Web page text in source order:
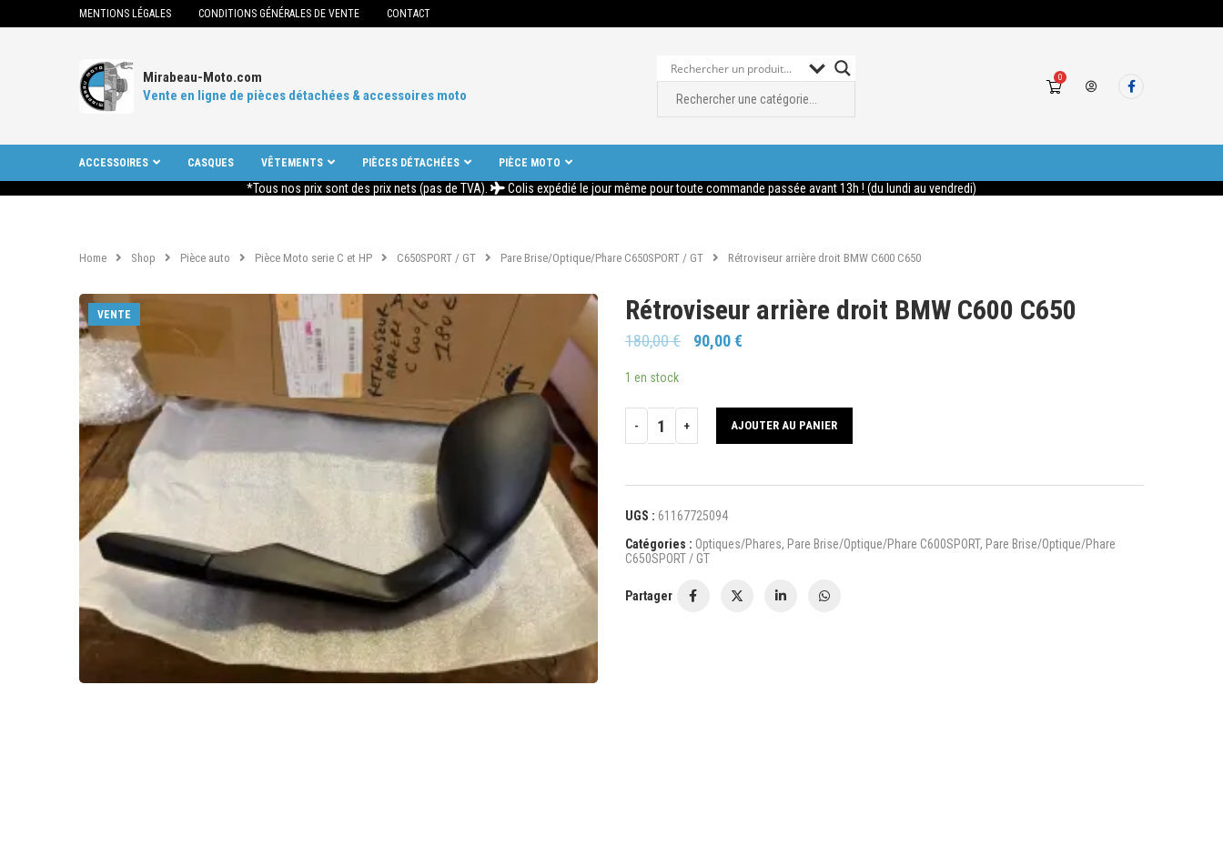
MENTIONS LÉGALES CONDITIONS GÉNÉRALES DE VENTE CONTACT
Mirabeau-Moto.com
Vente en ligne de pièces détachées & accessoires moto
0
ACCESSOIRES CASQUES VÊTEMENTS PIÈCES DÉTACHÉES PIÈCE MOTO
*Tous nos prix sont des prix nets (pas de TVA). Colis expédié le jour même pour toute commande passée avant 13h ! (du lundi au vendredi)
Home Shop Pièce auto Pièce Moto serie C et HP C650SPORT / GT Pare Brise/Optique/Phare C650SPORT / GT Rétroviseur arrière droit BMW C600 C650
VENTE Rétroviseur arrière droit BMW C600 C650
180,00€ 90,00€
1 en stock
AJOUTER AU PANIER
UGS : 61167725094
Catégories : Optiques/Phares, Pare Brise/Optique/Phare C600SPORT, Pare Brise/Optique/Phare
C650SPORT / GT
Partager